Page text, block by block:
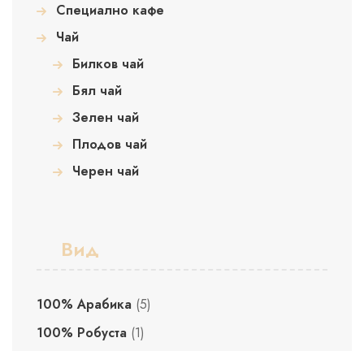
Специално кафе
Чай
Билков чай
Бял чай
Зелен чай
Плодов чай
Черен чай
Вид
100% Арабика (5)
100% Робуста (1)